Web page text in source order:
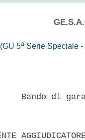
(GU 5aSerie Speciale -